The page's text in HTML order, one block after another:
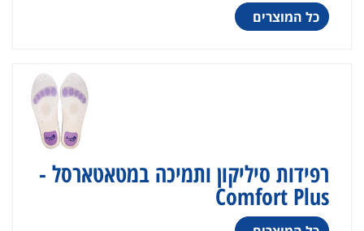
כל המוצרים
רפידות סיליקון ותמיכה במטאטארסל -
Comfort Plus